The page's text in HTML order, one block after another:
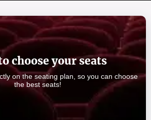
choose your seats
on the seating plan, so you can choose
the best seats!